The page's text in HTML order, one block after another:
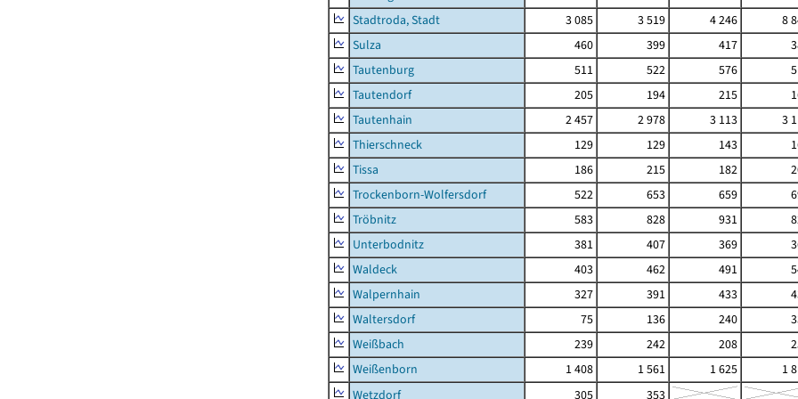
Stadtroda, Stadt
3 085 3 519 4 246
8
Sulza
460 399 417
Tautenburg
511 522 576
Tautendorf
205 194 215
Tautenhain
2 457 2 978 3 113
3
Thierschneck
129 129 143
Tissa
186 215 182
Trockenborn-Wolfersdorf
522 653 659
Tröbnitz
583 828 931
Unterbodnitz
381 407 369
Waldeck
403 462 491
Walpernhain
327 391 433
Waltersdorf
75 136 240
Weißbach
239 242 208
Weißenborn
1 408 1 561 1 625
1
Wetzdorf
305 353